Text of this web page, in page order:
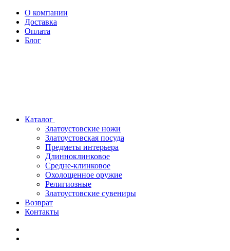
О компании
Доставка
Оплата
Блог
Каталог
Златоустовские ножи
Златоустовская посуда
Предметы интерьера
Длинноклинковое
Средне-клинковое
Охолощенное оружие
Религиозные
Златоустовские сувениры
Возврат
Контакты